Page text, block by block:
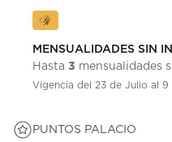
MENSUALIDADES SIN
Hasta 3 mensualidades
Vigencia del 23 de Julio al
PUNTOS PALACIO